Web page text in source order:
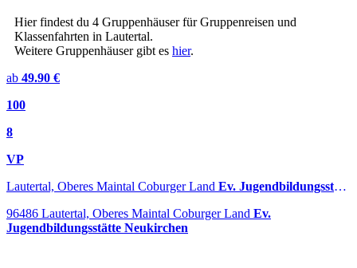
Hier findest du 4 Gruppenhäuser für Gruppenreisen und
Klassenfahrten in Lautertal.
Weitere Gruppenhäuser gibt es hier.
ab 49.90 €
100
8
VP
Lautertal, Oberes Maintal Coburger Land Ev. Jugendbildungsstätte Neukirchen
96486 Lautertal, Oberes Maintal Coburger Land Ev.
Jugendbildungsstätte Neukirchen